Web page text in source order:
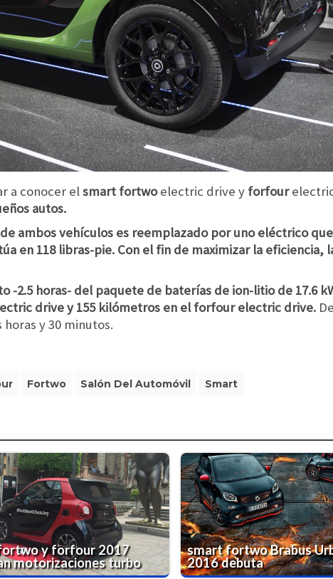
a conocer elsmart fortwoelectric drive y forfour
autos.
ambos vehículos es reemplazado por uno eléctrico
en 118 libras-pie. Con el fin de maximizar la eficiencia,
-2.5 horas- del paquete de baterías de ion-litio de 17.6
drive y 155 kilómetros en el forfour electric drive.
y 30 minutos.
Fortwo Salón Del Automóvil Smart
y forfour 2017
motorizaciones turbo
smart fortwo Brabus
2016 debuta